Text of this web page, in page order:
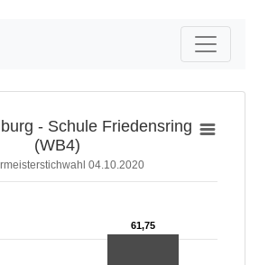
- Schule Friedensring
(WB4)
04.10.2020
61,75
61,75